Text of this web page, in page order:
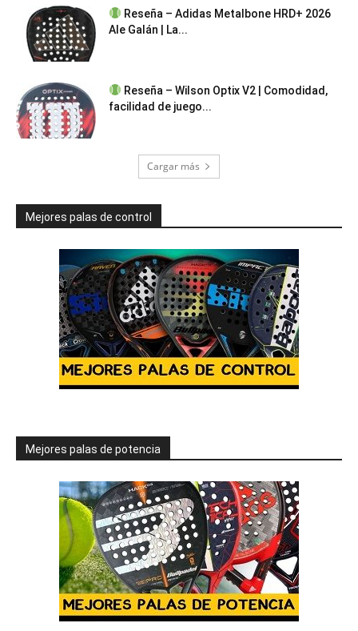
Reseña – Adidas Metalbone HRD+ 2026
Ale Galán | La...
Reseña – Wilson Optix V2 | Comodidad,
facilidad de juego...
Cargar más
Mejores palas de control
Mejores palas de potencia